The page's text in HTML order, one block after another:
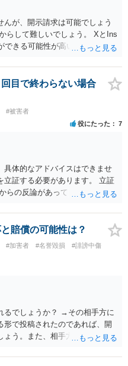
が、開示請求は可能でしょう
らして難しいでしょう。 XとIns
できる可能性が高いでしょう。
除されている場合、今から進め
ます。 相手を特定できた場
せることは可能でしょうか？ →
せることができるでしょう。
士費用が認められる場合と認
ころでしょう。
目で終わらない場合
#被害者
役にたった 7
具体的なアドバイスはできませ
立証する必要があります。 立証
らの反論があっても、裁判官が
速性が要求されるためです。 書
能性がございます。 また、本件
間の問題もございます。 開示請
では足りず、実務を踏まえた
賠償の可能性は？
#加害者 #名誉毀損
#誹謗中傷
るでしょうか？ →その相手方に
形で投稿されたのであれば、開
ょう。また、相手方の投稿した
むと、投稿に使った回線の契約